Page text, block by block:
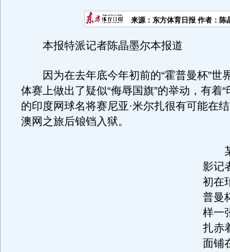
来源：东方体育日报 作者：陈
本报特派记者陈晶墨尔本报道
因为在去年底今年初前的“霍普曼杯”世
体赛上做出了疑似“侮辱国旗”的举动，有着“
的印度网球名将赛尼亚·米尔扎很有可能在
澳网之旅后锒铛入狱。
某
影记
初在
普曼
样一
扎赤
面铺